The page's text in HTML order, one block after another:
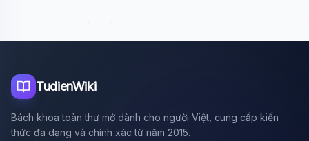
TudienWiki
Bách khoa toàn thư mở dành cho người Việt, cung cấp kiến
thức đa dạng và chính xác từ năm 2015.